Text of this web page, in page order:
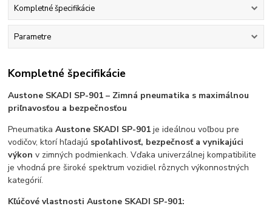
Kompletné špecifikácie
Parametre
Kompletné špecifikácie
Austone SKADI SP-901 – Zimná pneumatika s maximálnou
priľnavosťou a bezpečnosťou
PneumatikaAustone SKADI SP-901 je ideálnou voľbou pre
vodičov, ktorí hľadajú spoľahlivosť, bezpečnosť a vynikajúci
výkon v zimných podmienkach. Vďaka univerzálnej kompatibilite
je vhodná pre široké spektrum vozidiel rôznych výkonnostných
kategórií.
Kľúčové vlastnosti Austone SKADI SP-901: